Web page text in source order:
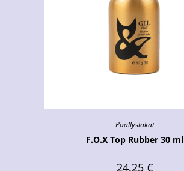
Päällyslakat
F.O.X Top Rubber 30 ml
24.25 €